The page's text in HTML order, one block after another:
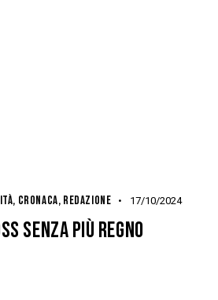
, CRONACA, REDAZIONE 17/10/2024
SENZA PIÙ REGNO